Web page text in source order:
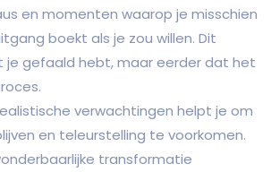
en momenten waarop je misschien
boekt als je zou willen. Dit
gefaald hebt, maar eerder dat het
verwachtingen helpt je om
en teleurstelling te voorkomen.
transformatie